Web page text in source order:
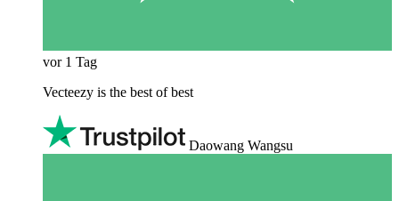
vor 1 Tag
Vecteezy is the best of best
Daowang Wangsu